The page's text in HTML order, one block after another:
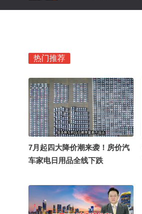
热门推荐
7月起四大降价潮来袭！房价汽
车家电日用品全线下跌